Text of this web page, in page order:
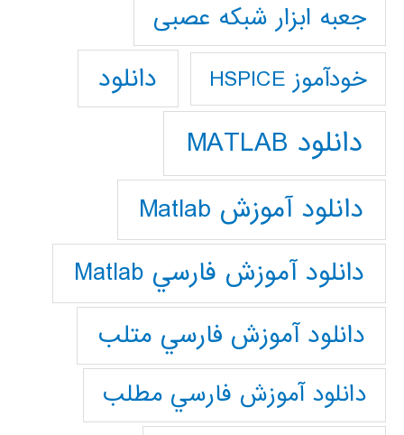
جعبه ابزار شبکه عصبی
خودآموز HSPICE دانلود
دانلود MATLAB
دانلود آموزش Matlab
دانلود آموزش فارسي Matlab
دانلود آموزش فارسي متلب
دانلود آموزش فارسي مطلب